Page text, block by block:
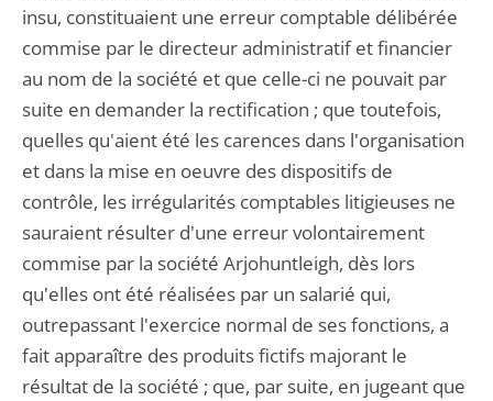
insu, constituaient une erreur comptable délibérée
commise par le directeur administratif et financier
au nom de la société et que celle-ci ne pouvait par
suite en demander la rectification ; que toutefois,
quelles qu'aient été les carences dans l'organisation
et dans la mise en oeuvre des dispositifs de
contrôle, les irrégularités comptables litigieuses ne
sauraient résulter d'une erreur volontairement
commise par la société Arjohuntleigh, dès lors
qu'elles ont été réalisées par un salarié qui,
outrepassant l'exercice normal de ses fonctions, a
fait apparaître des produits fictifs majorant le
résultat de la société ; que, par suite, en jugeant que